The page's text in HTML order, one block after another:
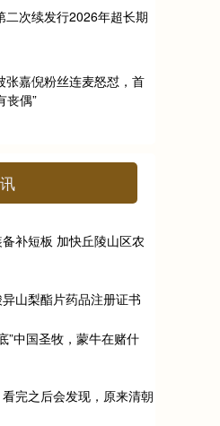
二次续发行2026年超长期
张嘉倪粉丝连麦怒怼，首
丧偶”
补短板 加快丘陵山区农
山梨酯片药品注册证书
”中国圣牧，蒙牛在赌什
完之后会发现，原来清朝